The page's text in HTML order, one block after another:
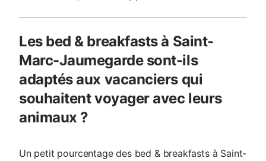
Les bed & breakfasts à Saint-
Marc-Jaumegarde sont-ils
adaptés aux vacanciers qui
souhaitent voyager avec leurs
animaux ?
Un petit pourcentage des bed & breakfasts à Saint-